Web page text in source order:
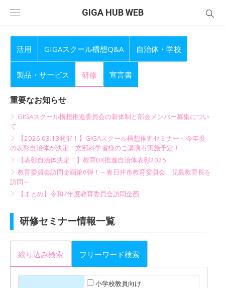
GIGA HUB WEB
活用 GIGAスクール構想Q&A 自治体・学校
製品・サービス 研修 宣言書
重要なお知らせ
GIGAスクール構想推進委員会の新体制と部会メンバー募集につい
て
【2026.03.13開催！】GIGAスクール構想推進セミナー～今年度
の表彰自治体が決定！文部科学省様のご講演も実施予定！
【表彰自治体決定！】教育DX推進自治体表彰2025
教育委員会訪問企画第6弾！～春日井市教育委員会 児島教育長を
訪問～
【まとめ】令和7年度教育委員会訪問企画
研修セミナー情報一覧
絞り込み検索 フリーワード検索
小学校教員向け